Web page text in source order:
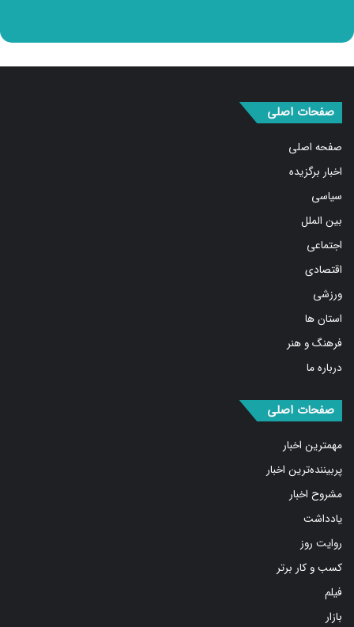
صفحات اصلی
صفحه اصلی
اخبار برگزیده
سیاسی
بین الملل
اجتماعی
اقتصادی
ورزشی
استان ها
فرهنگ و هنر
درباره ما
صفحات اصلی
مهمترین اخبار
پربیننده‌ترین اخبار
مشروح اخبار
یادداشت
روایت روز
کسب و کار برتر
فیلم
بازار